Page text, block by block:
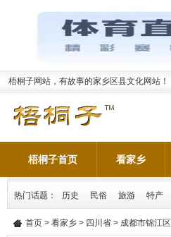
梧桐子网站，有故事的家乡区县文化网站！
梧桐子首页 看家乡
热门话题： 历史 民俗 旅游 特产
首页 > 看家乡 > 四川省 > 成都市锦江区